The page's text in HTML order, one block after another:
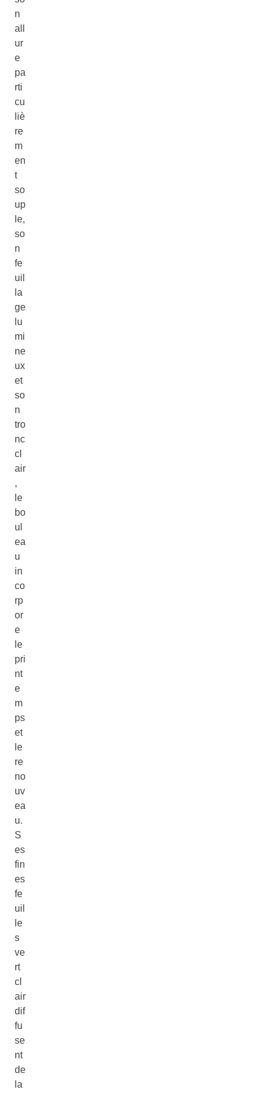
n
all
ur
e
pa
rti
cu
liè
re
m
en
t
so
up
le,
so
n
fe
uil
la
ge
lu
mi
ne
ux
et
so
n
tro
nc
cl
air
,
le
bo
ul
ea
u
in
co
rp
or
e
le
pri
nt
e
m
ps
et
le
re
no
uv
ea
u.
S
es
fin
es
fe
uil
le
s
ve
rt
cl
air
dif
fu
se
nt
de
la